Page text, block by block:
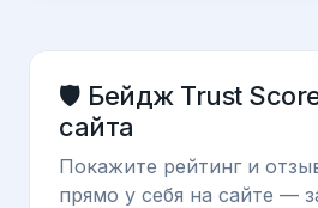
🛡️ Бейдж Trust
сайта
Покажите рейтинг и
прямо у себя на сайте —